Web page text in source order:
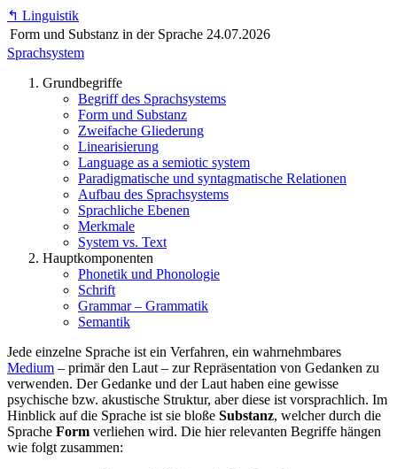
↰ Linguistik
Form und Substanz in der Sprache 24.07.2026
Sprachsystem
Grundbegriffe
Begriff des Sprachsystems
Form und Substanz
Zweifache Gliederung
Linearisierung
Language as a semiotic system
Paradigmatische und syntagmatische Relationen
Aufbau des Sprachsystems
Sprachliche Ebenen
Merkmale
System vs. Text
Hauptkomponenten
Phonetik und Phonologie
Schrift
Grammar – Grammatik
Semantik
Jede einzelne Sprache ist ein Verfahren, ein wahrnehmbares
Medium – primär den Laut – zur Repräsentation von Gedanken zu
verwenden. Der Gedanke und der Laut haben eine gewisse
psychische bzw. akustische Struktur, aber diese ist vorsprachlich. Im
Hinblick auf die Sprache ist sie bloße Substanz, welcher durch die
Sprache Form verliehen wird. Die hier relevanten Begriffe hängen
wie folgt zusammen: